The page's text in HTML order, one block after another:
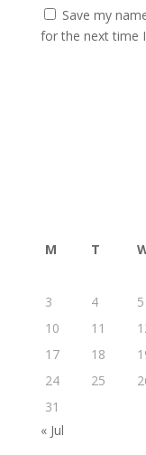
Save my
for the next time
M T
3
4 5
10
11
17
18
24
25
31
« Jul